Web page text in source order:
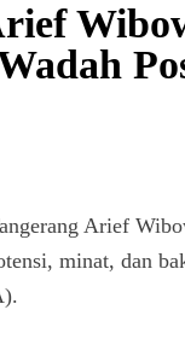
Arief
minat, dan